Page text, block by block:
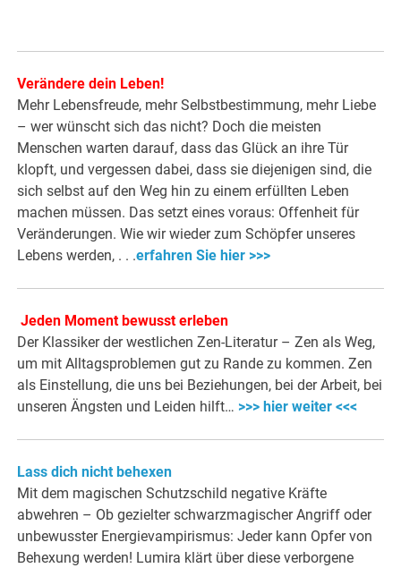
Verändere dein Leben!
Mehr Lebensfreude, mehr Selbstbestimmung, mehr Liebe
– wer wünscht sich das nicht? Doch die meisten
Menschen warten darauf, dass das Glück an ihre Tür
klopft, und vergessen dabei, dass sie diejenigen sind, die
sich selbst auf den Weg hin zu einem erfüllten Leben
machen müssen. Das setzt eines voraus: Offenheit für
Veränderungen. Wie wir wieder zum Schöpfer unseres
Lebens werden, . . .erfahren Sie hier >>>
Jeden Moment bewusst erleben
Der Klassiker der westlichen Zen-Literatur – Zen als Weg,
um mit Alltagsproblemen gut zu Rande zu kommen. Zen
als Einstellung, die uns bei Beziehungen, bei der Arbeit, bei
unseren Ängsten und Leiden hilft… >>> hier weiter <<<
Lass dich nicht behexen
Mit dem magischen Schutzschild negative Kräfte
abwehren – Ob gezielter schwarzmagischer Angriff oder
unbewusster Energievampirismus: Jeder kann Opfer von
Behexung werden! Lumira klärt über diese verborgene